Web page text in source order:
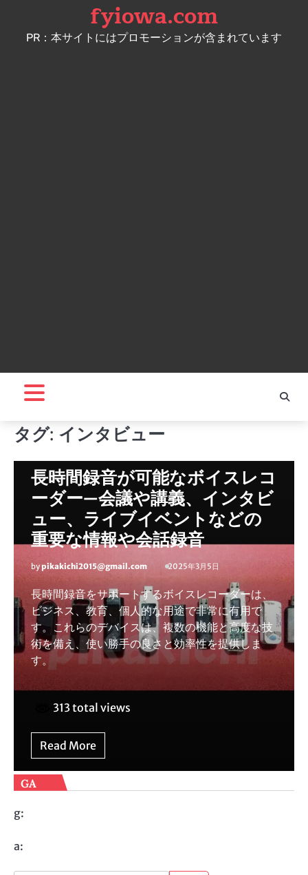
content
fyiowa.com
PR：本サイトにはプロモーションが含まれています
タグ: インタビュー
長時間録音が可能なボイスレコ
ーダー—会議や講義、インタビ
ュー、ライブイベントなどの
重要な情報や会話録音
bypikakichi2015@gmail.com 2025年3月5日
長時間録音をサポートするボイスレコーダーは、
ビジネス、教育、個人的な用途で非常に有用で
す。これらのデバイスは、複数の機能と高度な技
術を備え、使い勝手の良さと効率性を提供しま
す。
313 total views
Read More
GA
g:
a: